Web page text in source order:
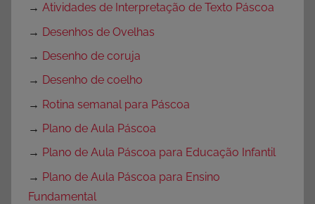
→ Atividades de Interpretação de Texto Páscoa
→ Desenhos de Ovelhas
→ Desenho de coruja
→ Desenho de coelho
→ Rotina semanal para Páscoa
→ Plano de Aula Páscoa
→ Plano de Aula Páscoa para Educação Infantil
→ Plano de Aula Páscoa para Ensino
Fundamental